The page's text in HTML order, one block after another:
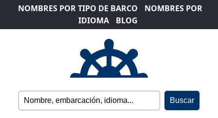
NOMBRES POR TIPO DE BARCO
NOMBRES POR
IDIOMA
BLOG